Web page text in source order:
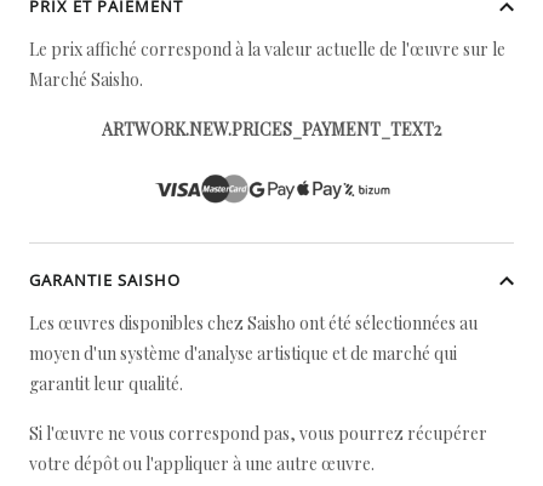
PRIX ET PAIEMENT
Le prix affiché correspond à la valeur actuelle de l'œuvre sur le
Marché Saisho.
ARTWORK.NEW.PRICES_PAYMENT_TEXT2
GARANTIE SAISHO
Les œuvres disponibles chez Saisho ont été sélectionnées au
moyen d'un système d'analyse artistique et de marché qui
garantit leur qualité.
Si l'œuvre ne vous correspond pas, vous pourrez récupérer
votre dépôt ou l'appliquer à une autre œuvre.